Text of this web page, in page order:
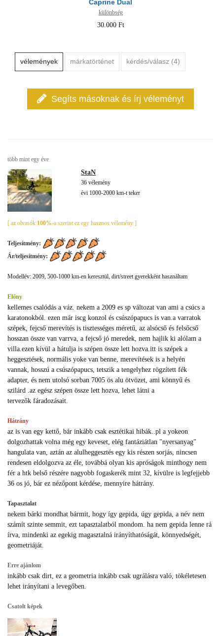
Caprine Dual
különbség
30.000 Ft
vélemények márkatörténet kérdés/válasz (4)
Segíts másoknak és írj véleményt
több mint egy éve
StaN
36 vélemény
évi 1000-2000 km-t teker
[ az olvasók 100%-a szerint ez egy hasznos vélemény ]
Teljesítmény:
Ár/teljesítmény:
Modellév: 2009, 500-1000 km-en keresztül, dirt/street gyerekként használtam
Előny
kellemes csalódás a váz. nekem a 2009 es sp változat van ami a csúcs a
karatonokból. ezen már iscg konzol és csúszópapucs is van.a varratok
szépek, fejcső merevítés is tisztességes méretű, az alsócső és felsőcső
hosszan össze van varrva, a fejcső jó meredek, nem hajlik ki alólam a
villa.ezen kívül a hátulja is szépen össze lett hozva.itt is szépek a
heggesztések, normális yoke van benne, merevítések is a helyén
vannak, hosszú a csúszópapucs, tetszik a tengelyhez rögzített fék
adapter, és nem utolsó sorban 7005 ös alu ötvözet, ami könnyű és
szilárd .az egész szépen össze lett hozva, lehet látni a
tervezők fáradozásait.
Hátrány
az is van egy kettő, bár inkább csak esztétikai hibák..pl a yokeon
dolgozhattak volna még egy keveset, elég fantáziátlan "nyersanyag"
hangulata van, aztán az alulheggesztés egy kis részen sorjás, nincsen
rendesen eldolgozva az éle, továbbá olyan kis apróságok minthogy nem
fér a htk belső részére nagyobb fogaskerék mint 32, kívülre is legfejjebb
36 os jó, bár ez nézőpont kérdése, mennyire hátrány.
Tapasztalat
nekem bárki mondhat bármit, hogy így gepida, úgy gepida, a név nem
számít szinte semmit, ezt tapasztalatból mondom. ha nem gepida lenne rá
írva, mindenki az egekig magasztalná irányíthatóságát, könnyedségét,
geometriáját.
Erre ajánlom
inkább csak dirt, ez a geometria inkább csak ugrálásra való, tökéletesen
lehet irányítani a levegőben.
Csatolt képek